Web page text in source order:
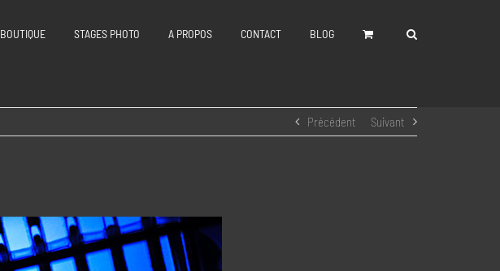
BOUTIQUE STAGES PHOTO A PROPOS CONTACT BLOG
Précédent Suivant